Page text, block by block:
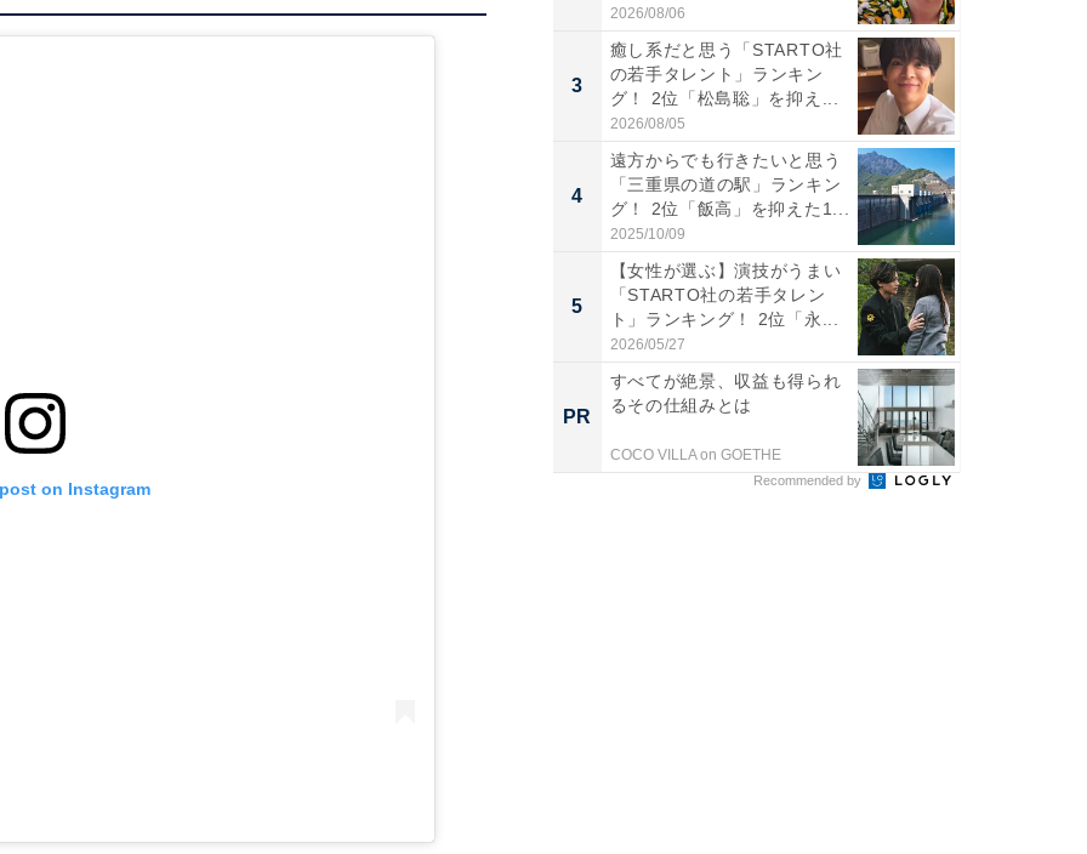
on Instagram
2026/08/06
3
癒し系だと思う「STARTO社
の若手タレント」ランキン
グ！ 2位「松島聡」を抑え...
2026/08/05
4
遠方からでも行きたいと思う
「三重県の道の駅」ランキン
グ！ 2位「飯高」を抑えた1...
2025/10/09
5
【女性が選ぶ】演技がうまい
「STARTO社の若手タレン
ト」ランキング！ 2位「永...
2026/05/27
PR
すべてが絶景、収益も得られ
るその仕組みとは
COCO VILLA on GOETHE
Recommended by